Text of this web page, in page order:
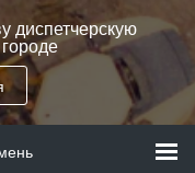
диспетчерскую